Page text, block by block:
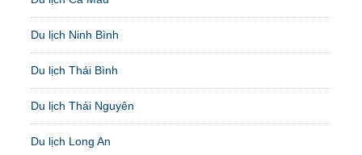
Du lịch Ninh Bình
Du lịch Thái Bình
Du lịch Thái Nguyên
Du lịch Long An